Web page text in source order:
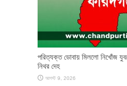
পরিত্যক্ত ডোবায় মিললো নিখোঁজ
নিথর দেহ
আগস্ট 9, 2026